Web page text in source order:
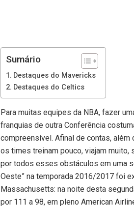
Sumário
Destaques do Mavericks
Destaques do Celtics
Para muitas equipes da NBA, fazer
franquias de outra Conferência
compreensível. Afinal de contas,
os times treinam pouco, viajam
por todos esses obstáculos em uma
Oeste” na temporada 2016/2017 foi
Massachusetts: na noite desta
por 111 a 98, em pleno American